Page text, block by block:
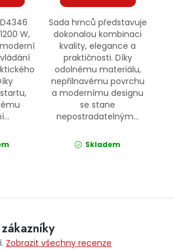
W,
Sada hrnců představuje
dokonalou kombinaci
kvality, elegance a
praktičnosti. Díky
odolnému materiálu,
nepřilnavému povrchu
a modernímu designu
se stane
nepostradatelným...
Skladem
Zobrazit všechny recenze